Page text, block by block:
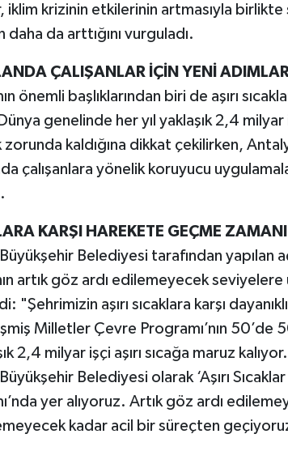
iklim krizinin etkilerinin artmasıyla birlikte
daha da arttığını vurguladı.
ÇALIŞANLAR İÇİN YENİ
önemli başlıklarından biri de aşırı
genelinde her yıl yaklaşık 2,4 milyar
zorunda kaldığına dikkat çekilirken,
çalışanlara yönelik koruyucu
KARŞI HAREKETE GEÇME
Belediyesi tarafından yapılan
artık göz ardı edilemeyecek
"Şehrimizin aşırı sıcaklara karşı
Milletler Çevre Programı’nın 50’de
2,4 milyar işçi aşırı sıcağa maruz
Belediyesi olarak ‘Aşırı
yer alıyoruz. Artık göz ardı
kadar acil bir süreçten